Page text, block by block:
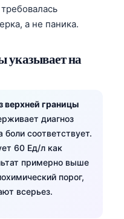
а не паника.
указывает на
верхней границы
диагноз
боли соответствует.
60 Ед/л как
примерно выше
порог,
всерьез.